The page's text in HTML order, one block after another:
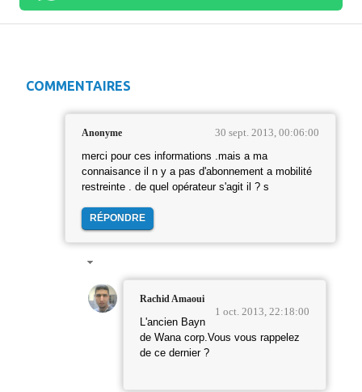
COMMENTAIRES
Anonyme 30 sept. 2013, 00:06:00
merci pour ces informations .mais a ma
connaisance il n y a pas d'abonnement a mobilité
restreinte . de quel opérateur s'agit il ? s
RÉPONDRE
Rachid Amaoui
1 oct. 2013, 22:18:00
L'ancien Bayn
de Wana corp.Vous vous rappelez
de ce dernier ?